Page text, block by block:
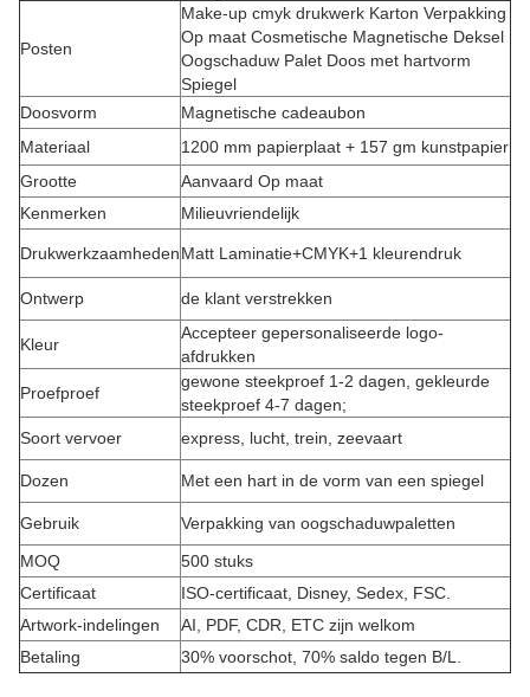
Posten
Make-up cmyk drukwerk Karton Verpakking
Op maat Cosmetische Magnetische Deksel
Oogschaduw Palet Doos met hartvorm
Spiegel
Doosvorm
Magnetische cadeaubon
Materiaal
1200 mm papierplaat + 157 gm kunstpapier
Grootte
Aanvaard Op maat
Kenmerken
Milieuvriendelijk
DrukwerkzaamhedenMatt Laminatie+CMYK+1 kleurendruk
Ontwerp de klant verstrekken
Kleur
Accepteer gepersonaliseerde logo-
afdrukken
Proefproef
gewone steekproef 1-2 dagen, gekleurde
steekproef 4-7 dagen;
Soort vervoer
express, lucht, trein, zeevaart
Dozen Met een hart in de vorm van een spiegel
Gebruik
Verpakking van oogschaduwpaletten
MOQ
500 stuks
Certificaat
ISO-certificaat, Disney, Sedex, FSC.
Artwork-indelingen
AI, PDF, CDR, ETC zijn welkom
Betaling
30% voorschot, 70% saldo tegen B/L.